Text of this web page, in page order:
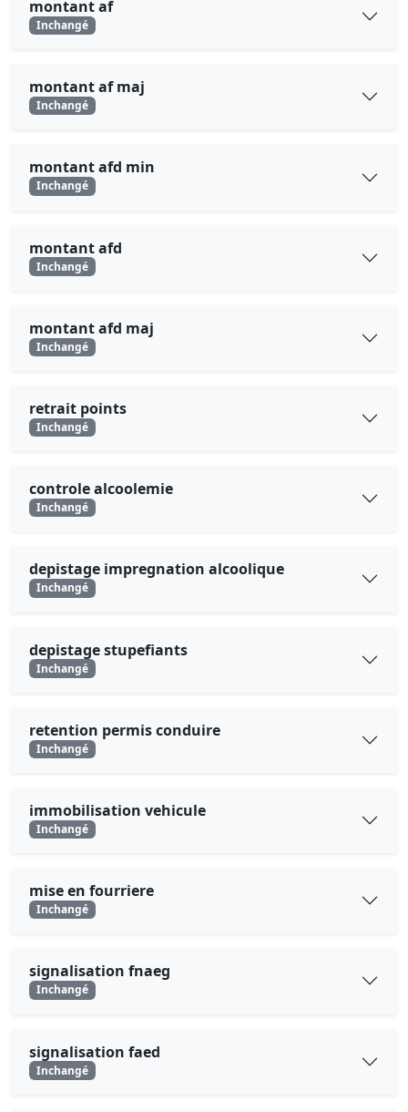
montant af
Inchangé
montant af maj
Inchangé
montant afd min
Inchangé
montant afd
Inchangé
montant afd maj
Inchangé
retrait points
Inchangé
controle alcoolemie
Inchangé
depistage impregnation alcoolique
Inchangé
depistage stupefiants
Inchangé
retention permis conduire
Inchangé
immobilisation vehicule
Inchangé
mise en fourriere
Inchangé
signalisation fnaeg
Inchangé
signalisation faed
Inchangé